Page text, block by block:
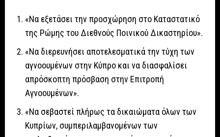
«Να εξετάσει την προσχώρηση στο Καταστατικό
της Ρώμης του Διεθνούς Ποινικού Δικαστηρίου».
«Να διερευνήσει αποτελεσματικά την τύχη των
αγνοουμένων στην Κύπρο και να διασφαλίσει
απρόσκοπτη πρόσβαση στην Επιτροπή
Αγνοουμένων».
«Να σεβαστεί πλήρως τα δικαιώματα όλων των
Κυπρίων, συμπεριλαμβανομένων των